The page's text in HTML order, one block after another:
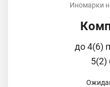
Иномарки
до 4(6)
5(2)